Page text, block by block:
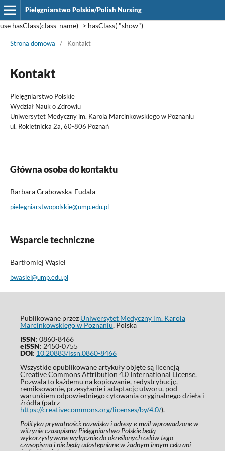
Pielęgniarstwo Polskie/Polish Nursing
use hasClass(class_name) -> hasClass( "show")
Strona domowa / Kontakt
Kontakt
Pielęgniarstwo Polskie
Wydział Nauk o Zdrowiu
Uniwersytet Medyczny im. Karola Marcinkowskiego w Poznaniu
ul. Rokietnicka 2a, 60-806 Poznań
Główna osoba do kontaktu
Barbara Grabowska-Fudala
pielegniarstwopolskie@ump.edu.pl
Wsparcie techniczne
Bartłomiej Wąsiel
bwasiel@ump.edu.pl
Publikowane przez Uniwersytet Medyczny im. Karola
Marcinkowskiego w Poznaniu, Polska
ISSN: 0860-8466
eISSN: 2450-0755
DOI: 10.20883/issn.0860-8466
Wszystkie opublikowane artykuły objęte są licencją
Creative Commons Attribution 4.0 International License.
Pozwala to każdemu na kopiowanie, redystrybucję,
remiksowanie, przesyłanie i adaptację utworu, pod
warunkiem odpowiedniego cytowania oryginalnego dzieła i
źródła (patrz
https://creativecommons.org/licenses/by/4.0/).
Polityka prywatności: nazwiska i adresy e-mail wprowadzone w
witrynie czasopisma Pielęgniarstwo Polskie będą
wykorzystywane wyłącznie do określonych celów tego
czasopisma i nie będą udostępniane w żadnym innym celu ani